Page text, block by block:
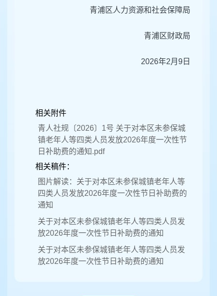
青浦区人力资源和社会保障局
青浦区财政局
2026年2月9日
相关附件
青人社规〔2026〕1号 关于对本区未参保城
镇老年人等四类人员发放2026年度一次性节
日补助费的通知.pdf
相关稿件：
图片解读：关于对本区未参保城镇老年人等
四类人员发放2026年度一次性节日补助费的
通知
关于对本区未参保城镇老年人等四类人员发
放2026年度一次性节日补助费的通知
关于对本区未参保城镇老年人等四类人员发
放2026年度一次性节日补助费的通知